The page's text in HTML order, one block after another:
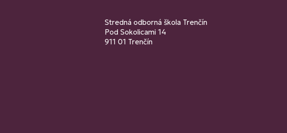
Stredná odborná škola Trenčín
Pod Sokolicami 14
911 01 Trenčín